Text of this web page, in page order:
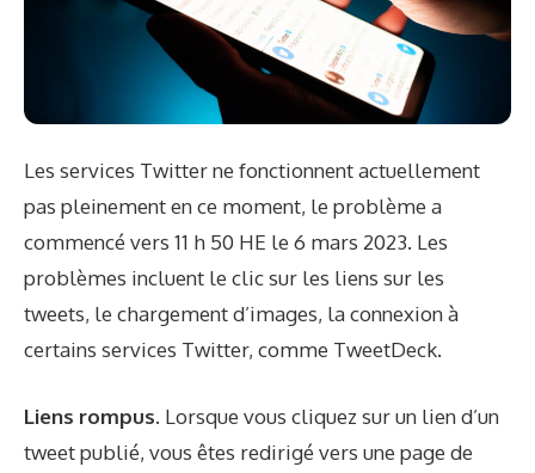
Les services Twitter ne fonctionnent actuellement
pas pleinement en ce moment, le problème a
commencé vers 11 h 50 HE le 6 mars 2023. Les
problèmes incluent le clic sur les liens sur les
tweets, le chargement d’images, la connexion à
certains services Twitter, comme TweetDeck.
Liens rompus. Lorsque vous cliquez sur un lien d’un
tweet publié, vous êtes redirigé vers une page de